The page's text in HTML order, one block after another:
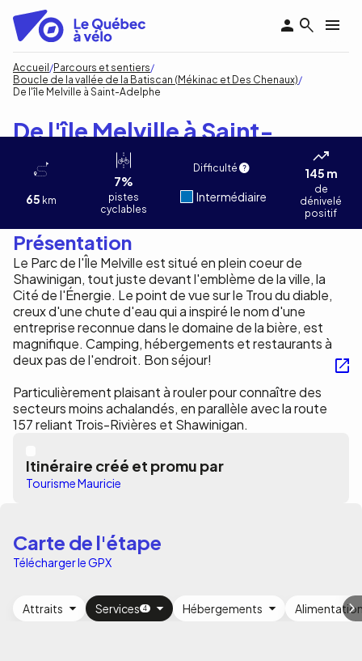
contenu
principal
Fil
d'Ariane
Accueil
Parcours et sentiers
Boucle de la vallée de la Batiscan (Mékinac et Des Chenaux)
De l'île Melville à Saint-Adelphe
De l'île Melville à Saint-
Adelphe
65 km
7%
pistes
cyclables
Difficulté
Intermédiaire
145 m
de
dénivelé
positif
Présentation
Le Parc de l'Île Melville est situé en plein coeur de
Shawinigan, tout juste devant l'emblème de la ville, la
Cité de l'Énergie. Le point de vue sur le Trou du diable,
creux d'une chute d'eau qui a inspiré le nom d'une
entreprise reconnue dans le domaine de la bière, est
magnifique. Camping, hébergements et restaurants à
deux pas de l'endroit. Bon séjour!
Particulièrement plaisant à rouler pour connaître des
secteurs moins achalandés, en parallèle avec la route
157 reliant Trois-Rivières et Shawinigan.
Itinéraire créé et promu par
Tourisme Mauricie
Carte de l'étape
Télécharger le GPX
Attraits Services Hébergements